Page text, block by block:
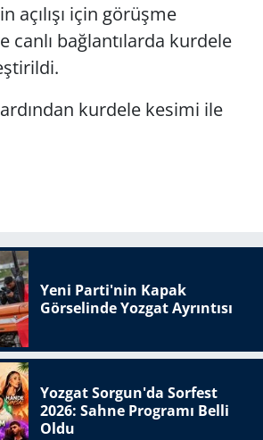
açılışı için görüşme
canlı bağlantılarda kurdele
kurdele kesimi ile
Yeni Parti'nin Kapak
Görselinde Yozgat Ayrıntısı
Yozgat Sorgun'da Sorfest
2026: Sahne Programı Belli
Oldu